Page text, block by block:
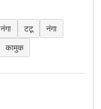
नंगा टटू
नंगा
कामुक